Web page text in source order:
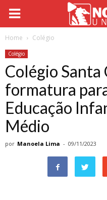
Home Colégio
Colégio
Colégio
formatura
Educação
Médio
por Manoela Lima - 09/11/2023